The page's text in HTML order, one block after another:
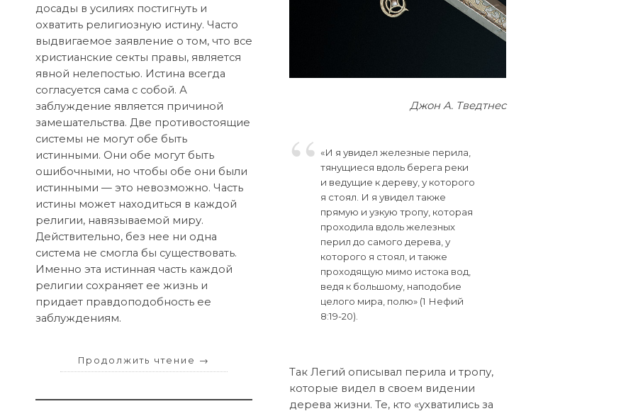
досады в усилиях постигнуть и
охватить религиозную истину. Часто
выдвигаемое заявление о том, что все
христианские секты правы, является
явной нелепостью. Истина всегда
согласуется сама с собой. А
заблуждение является причиной
замешательства. Две противостоящие
системы не могут обе быть
истинными. Они обе могут быть
ошибочными, но чтобы обе они были
истинными — это невозможно. Часть
истины может находиться в каждой
религии, навязываемой миру.
Действительно, без нее ни одна
система не смогла бы существовать.
Именно эта истинная часть каждой
религии сохраняет ее жизнь и
придает правдоподобность ее
заблуждениям.
Продолжить чтение →
Джон А. Тведтнес
«И я увидел железные перила,
тянущиеся вдоль берега реки
и ведущие к дереву, у которого
я стоял. И я увидел также
прямую и узкую тропу, которая
проходила вдоль железных
перил до самого дерева, у
которого я стоял, и также
проходящую мимо истока вод,
ведя к большому, наподобие
целого мира, полю» (1 Нефий
8:19-20).
Так Легий описывал перила и тропу,
которые видел в своем видении
дерева жизни. Те, кто «ухватились за